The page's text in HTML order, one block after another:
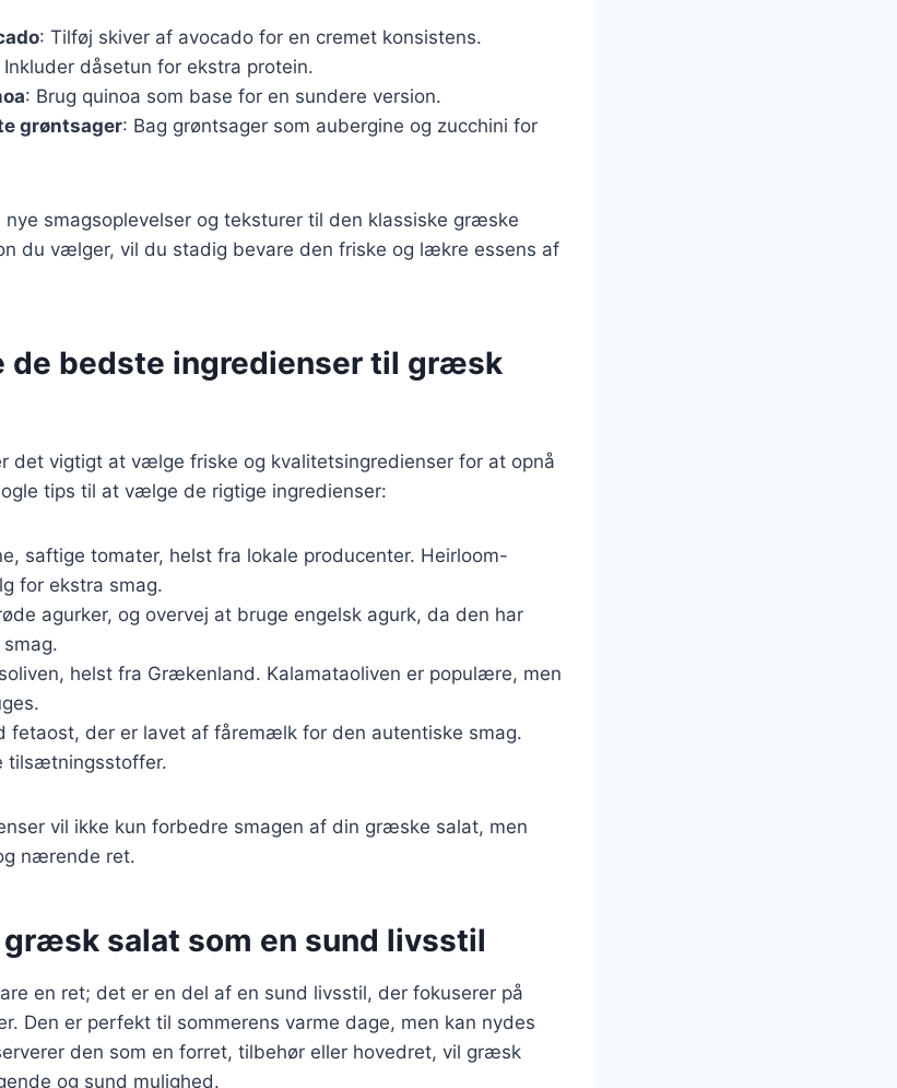
: Tilføj skiver af avocado for en cremet konsistens.
Inkluder dåsetun for ekstra protein.
: Brug quinoa som base for en sundere version.
grøntsager: Bag grøntsager som aubergine og zucchini for
smagsoplevelser og teksturer til den klassiske græske
du vælger, vil du stadig bevare den friske og lækre essens af
bedste ingredienser til græsk
det vigtigt at vælge friske og kvalitetsingredienser for at opnå
tips til at vælge de rigtige ingredienser:
saftige tomater, helst fra lokale producenter. Heirloom-
for ekstra smag.
agurker, og overvej at bruge engelsk agurk, da den har
helst fra Grækenland. Kalamataoliven er populære, men
der er lavet af fåremælk for den autentiske smag.
tilsætningsstoffer.
vil ikke kun forbedre smagen af din græske salat, men
nærende ret.
salat som en sund livsstil
en ret; det er en del af en sund livsstil, der fokuserer på
Den er perfekt til sommerens varme dage, men kan nydes
den som en forret, tilbehør eller hovedret, vil græsk
og sund mulighed.